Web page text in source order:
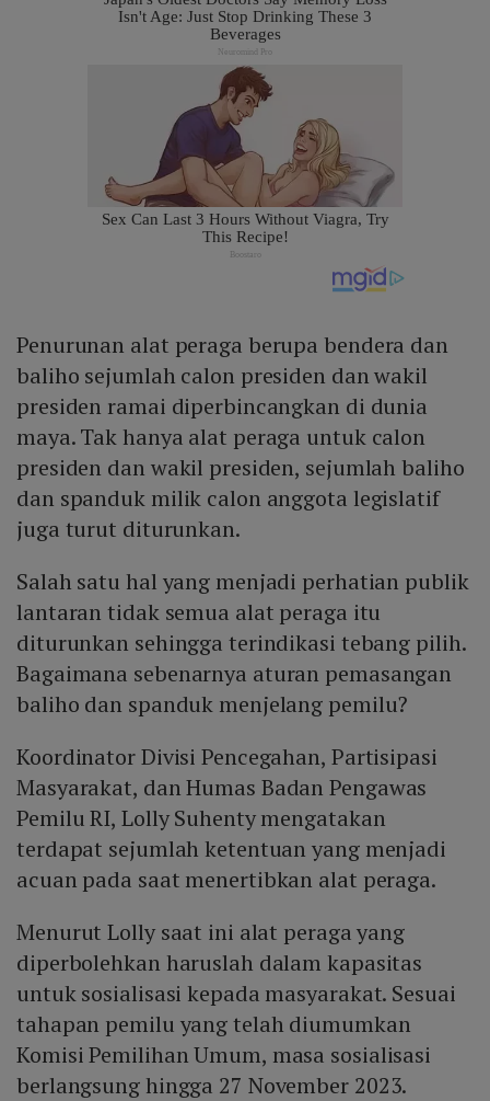
Penurunan alat peraga berupa bendera dan
baliho sejumlah calon presiden dan wakil
presiden ramai diperbincangkan di dunia
maya. Tak hanya alat peraga untuk calon
presiden dan wakil presiden, sejumlah baliho
dan spanduk milik calon anggota legislatif
juga turut diturunkan.
Salah satu hal yang menjadi perhatian publik
lantaran tidak semua alat peraga itu
diturunkan sehingga terindikasi tebang pilih.
Bagaimana sebenarnya aturan pemasangan
baliho dan spanduk menjelang pemilu?
Koordinator Divisi Pencegahan, Partisipasi
Masyarakat, dan Humas Badan Pengawas
Pemilu RI, Lolly Suhenty mengatakan
terdapat sejumlah ketentuan yang menjadi
acuan pada saat menertibkan alat peraga.
Menurut Lolly saat ini alat peraga yang
diperbolehkan haruslah dalam kapasitas
untuk sosialisasi kepada masyarakat. Sesuai
tahapan pemilu yang telah diumumkan
Komisi Pemilihan Umum, masa sosialisasi
berlangsung hingga 27 November 2023.